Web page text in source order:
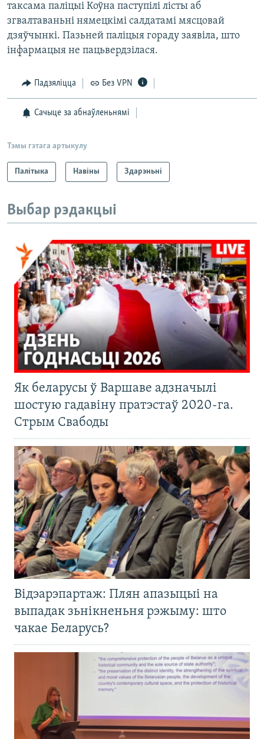
таксама паліцыі Коўна паступілі лісты аб
згвалтаваньні нямецкімі салдатамі мясцовай
дзяўчынкі. Пазьней паліцыя гораду заявіла, што
інфармацыя не пацьвердзілася.
Падзяліцца Без VPN
Сачыце за абнаўленьнямі
Тэмы гэтага артыкулу
Палітыка Навіны Здарэньні
Выбар рэдакцыі
Як беларусы ў Варшаве адзначылі
шостую гадавіну пратэстаў 2020-га.
Стрым Свабоды
Відэарэпартаж: Плян апазыцыі на
выпадак зьнікненьня рэжыму: што
чакае Беларусь?